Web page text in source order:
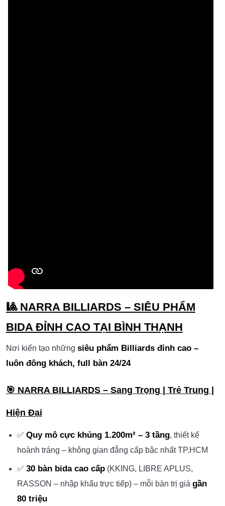
🎱 NARRA BILLIARDS – SIÊU PHẨM
BIDA ĐỈNH CAO TẠI BÌNH THẠNH
Nơi kiến tạo những siêu phẩm Billiards đỉnh cao –
luôn đông khách, full bàn 24/24
🎯 NARRA BILLIARDS – Sang Trọng | Trẻ Trung |
Hiện Đại
✅Quy mô cực khủng 1.200m² – 3 tầng, thiết kế
hoành tráng – không gian đẳng cấp bậc nhất TP.HCM
✅30 bàn bida cao cấp (KKING, LIBRE APLUS,
RASSON – nhập khẩu trực tiếp) – mỗi bàn trị giágần
80 triệu